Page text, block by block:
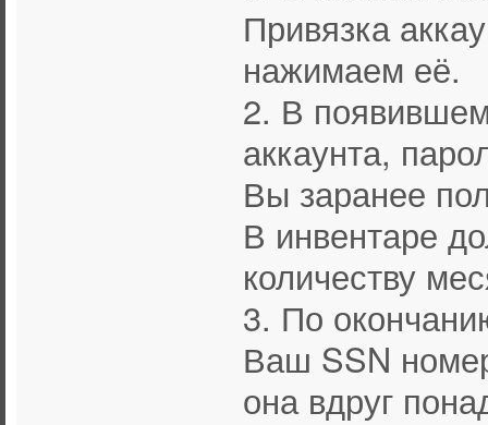
Привязка
нажимаем её.
2. В
аккаунта,
Вы заранее
В инвентаре
количеству
3. По
Ваш SSN
она вдруг